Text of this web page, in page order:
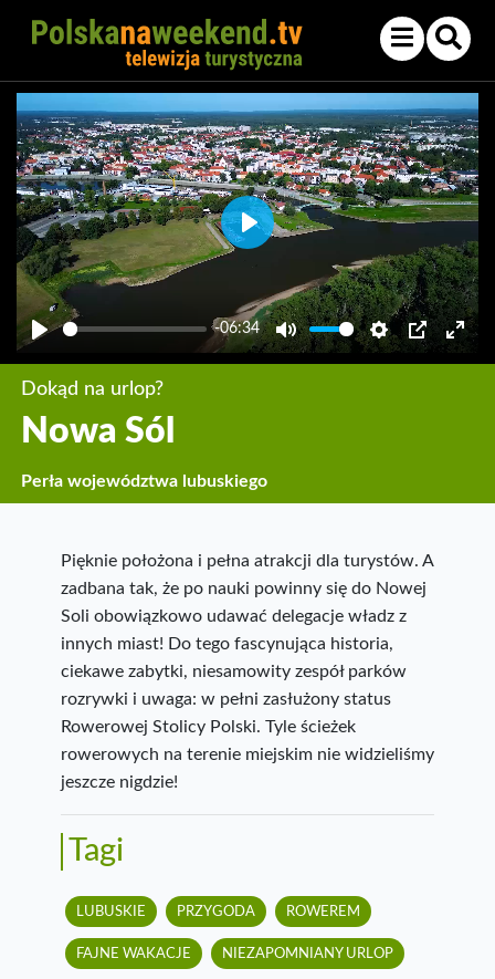
-06:34
Mute SettingsPIP
Enter
Play
Dokąd na urlop?
Nowa Sól
Perła województwa lubuskiego
Pięknie położona i pełna atrakcji dla turystów. A
zadbana tak, że po nauki powinny się do Nowej
Soli obowiązkowo udawać delegacje władz z
innych miast! Do tego fascynująca historia,
ciekawe zabytki, niesamowity zespół parków
rozrywki i uwaga: w pełni zasłużony status
Rowerowej Stolicy Polski. Tyle ścieżek
rowerowych na terenie miejskim nie widzieliśmy
jeszcze nigdzie!
Tagi
LUBUSKIE PRZYGODA ROWEREM
FAJNE WAKACJE NIEZAPOMNIANY URLOP